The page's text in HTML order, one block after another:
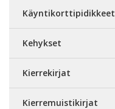
Käyntikorttipidikkeet
Kehykset
Kierrekirjat
Kierremuistikirjat